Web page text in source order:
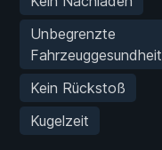
Unbegrenzte
Fahrzeuggesundheit
Kein Rückstoß
Kugelzeit